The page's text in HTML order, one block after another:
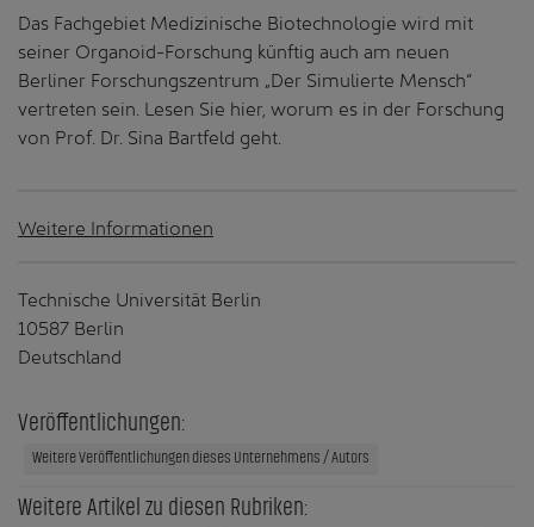
Das Fachgebiet Medizinische Biotechnologie wird mit
seiner Organoid-Forschung künftig auch am neuen
Berliner Forschungszentrum „Der Simulierte Mensch“
vertreten sein. Lesen Sie hier, worum es in der Forschung
von Prof. Dr. Sina Bartfeld geht.
Weitere Informationen
Technische Universität Berlin
10587 Berlin
Deutschland
Veröffentlichungen:
Weitere Veröffentlichungen dieses Unternehmens / Autors
Weitere Artikel zu diesen Rubriken: